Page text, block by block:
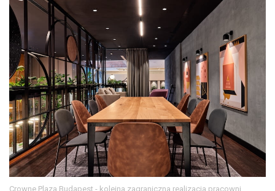
Crowne Plaza Budapest - kolejna zagraniczna realizacja pracowni